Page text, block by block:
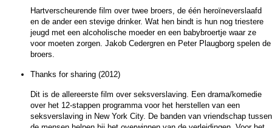
Hartverscheurende film over twee broers, de één heroïneverslaafd
en de ander een stevige drinker. Wat hen bindt is hun nog triestere
jeugd met een alcoholische moeder en een babybroertje waar ze
voor moeten zorgen. Jakob Cedergren en Peter Plaugborg spelen de
broers.
Thanks for sharing (2012)
Dit is de allereerste film over seksverslaving. Een drama/komedie
over het 12-stappen programma voor het herstellen van een
seksverslaving in New York City. De banden van vriendschap tussen